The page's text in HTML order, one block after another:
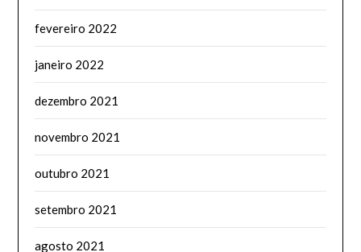
fevereiro 2022
janeiro 2022
dezembro 2021
novembro 2021
outubro 2021
setembro 2021
agosto 2021